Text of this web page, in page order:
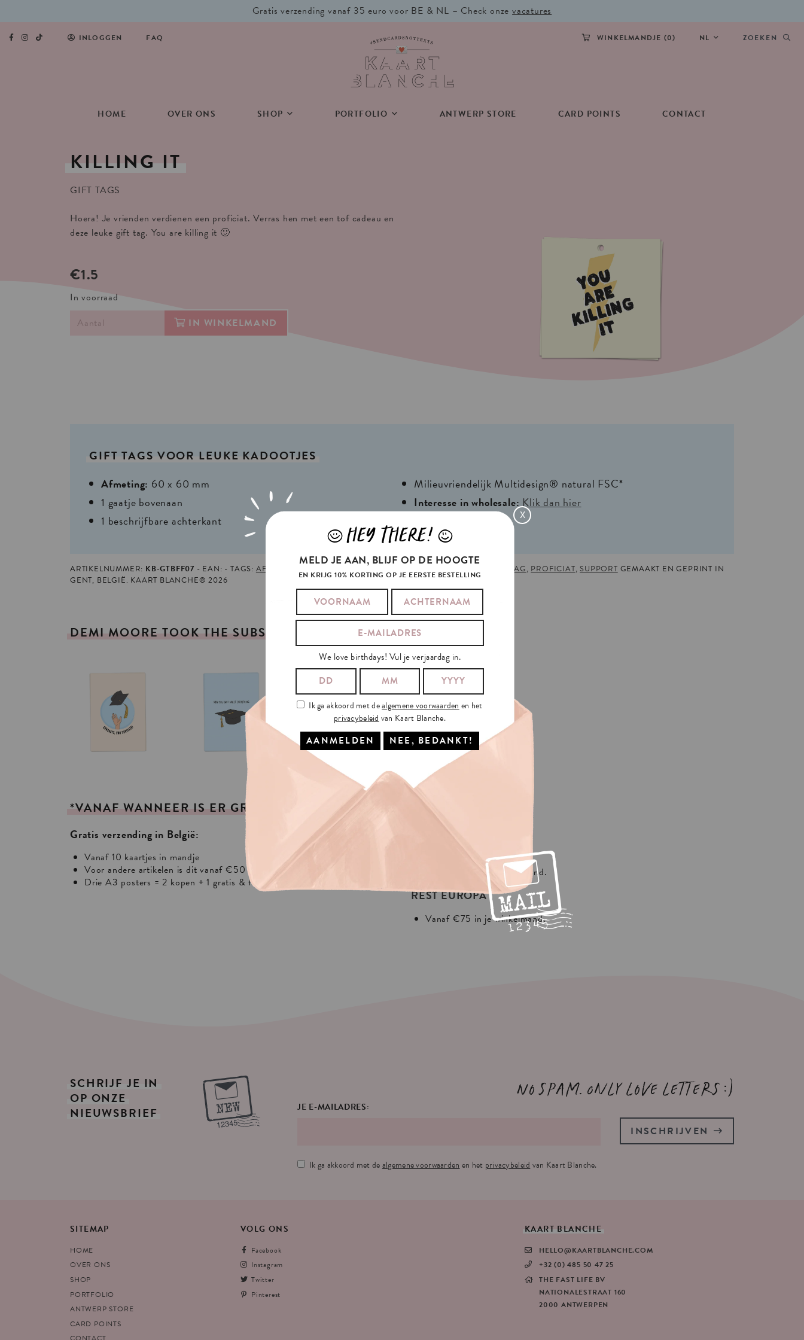
Gratis verzending vanaf 35 euro voor BE & NL – Check onzevacatures
INLOGGEN FAQ WINKELMANDJE (0) NL ZOEKEN
HOME OVER ONS SHOP PORTFOLIO ANTWERP STORE CARD POINTS CONTACT
KILLING IT
GIFT TAGS
Hoera! Je vrienden verdienen een proficiat. Verras hen met een tof cadeau en
deze leuke gift tag. You are killing it 🙂
€1.5
In voorraad
IN WINKELMAND
GIFT TAGS VOOR LEUKE KADOOTJES
Afmeting: 60 x 60 mm
Milieuvriendelijk Multidesign® natural FSC*
1 gaatje bovenaan
Interesse in wholesale:Klik dan hier
1 beschrijfbare achterkant
ARTIKELNUMMER: KB-GTBFF07 EAN: TAGS: AFSTUDEREN DIPLOMA GIFT TAG,PROFICIAT,SUPPORTGEMAAKT EN GEPRINT IN
GENT, BELGIË. KAART BLANCHE® 2026
DEMI MOORE TOOK THE SUBSTANCE ALSO
*VANAF WANNEER IS ER GRATIS VERZENDING?
Gratis verzending in België:
Vanaf 10 kaartjes in mandje
Voor andere artikelen is dit vanaf €50 of €75 in je winkelmandje.
Drie A3 posters = 2 kopen + 1 gratis & free shipping
In Europa:
Vanaf €30 in je winkelmand.
REST EUROPA
Vanaf €75 in je winkelmand.
SCHRIJF JE IN
OP ONZE
NIEUWSBRIEF
No spam. Only love letters :)
JE E-MAILADRES:
Ik ga akkoord met dealgemene voorwaarden en het privacybeleid van Kaart Blanche.
INSCHRIJVEN
SITEMAP
HOME
OVER ONS
SHOP
PORTFOLIO
ANTWERP STORE
CARD POINTS
VOLG ONS
Facebook
Instagram
Twitter
Pinterest
KAART BLANCHE
HELLO@KAARTBLANCHE.COM
+32 (0) 485 50 47 25
THE FAST LIFE BV
NATIONALESTRAAT 160
2000 ANTWERPEN
X
JHEY THERE! L
MELD JE AAN, BLIJF OP DE HOOGTE
EN KRIJG 10% KORTING OP JE EERSTE BESTELLING
We love birthdays! Vul je verjaardag in.
Ik ga akkoord met dealgemene voorwaarden en het
privacybeleid van Kaart Blanche.